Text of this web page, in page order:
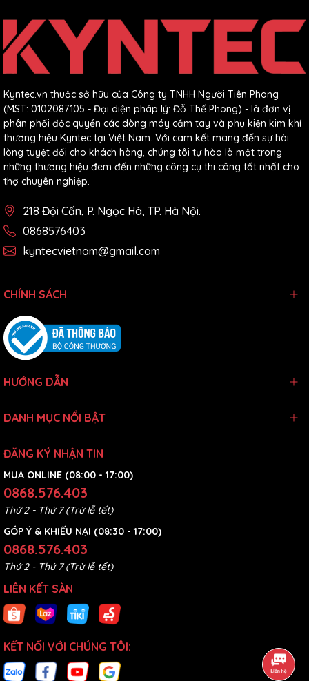
Kyntec.vn thuộc sở hữu của Công ty TNHH Người Tiên Phong
(MST: 0102087105 - Đại diện pháp lý: Đỗ Thế Phong) - là đơn vị
phân phối độc quyền các dòng máy cầm tay và phụ kiện kim khí
thương hiệu Kyntec tại Việt Nam. Với cam kết mang đến sự hài
lòng tuyệt đối cho khách hàng, chúng tôi tự hào là một trong
những thương hiệu đem đến những công cụ thi công tốt nhất cho
thợ chuyên nghiệp.
218 Đội Cấn, P. Ngọc Hà, TP. Hà Nội.
0868576403
kyntecvietnam@gmail.com
CHÍNH SÁCH
HƯỚNG DẪN
DANH MỤC NỔI BẬT
ĐĂNG KÝ NHẬN TIN
MUA ONLINE (08:00 - 17:00)
0868.576.403
Thứ 2 - Thứ 7 (Trừ lễ tết)
GÓP Ý & KHIẾU NẠI (08:30 - 17:00)
0868.576.403
Thứ 2 - Thứ 7 (Trừ lễ tết)
LIÊN KẾT SÀN
KẾT NỐI VỚI CHÚNG TÔI: